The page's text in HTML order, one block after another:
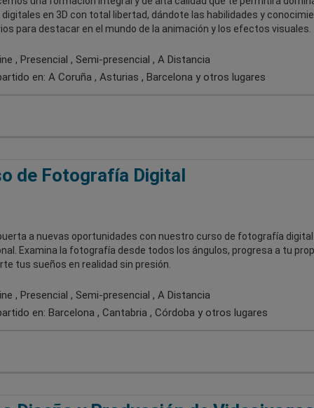
en 3D con total libertad, dándote las habilidades y
para destacar en el mundo de la animación y los efectos visuales.
, Presencial , Semi-presencial , A Distancia
en: A Coruña , Asturias , Barcelona y otros lugares
de Fotografía Digital
a nuevas oportunidades con nuestro curso de fotografía digital
Examina la fotografía desde todos los ángulos, progresa a tu
tus sueños en realidad sin presión.
, Presencial , Semi-presencial , A Distancia
en: Barcelona , Cantabria , Córdoba y otros lugares